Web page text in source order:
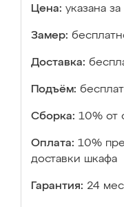
Цена: указана
Замер:
Доставка:
Подъём:
Сборка: 10% от
Оплата: 10%
доставки шкафа
Гарантия: 24